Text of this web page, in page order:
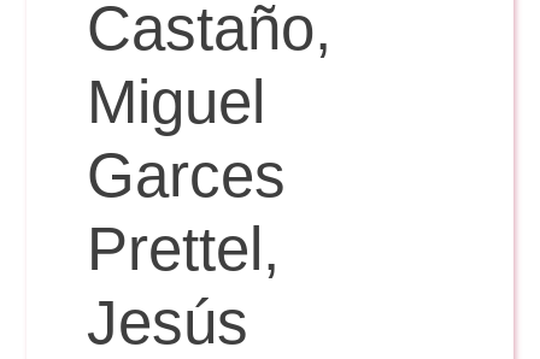
Doble Grado PER/CAV
Publicidad y RR.PP
Comunicación Audiovisual
Doble Grado PER/CAV
#miTFG
#YoPractico
Boletines
Castaño,
Miguel
Garces
Prettel,
Jesús